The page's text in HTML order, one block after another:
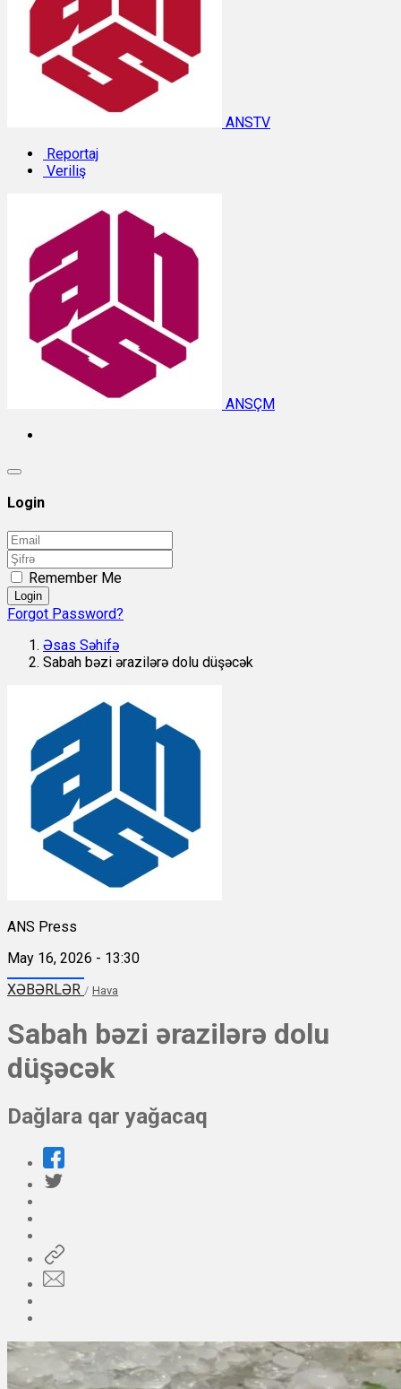
ANSTV
Reportaj
Veriliş
ANSÇM
Login
Remember Me
Login
Forgot Password?
Əsas Səhifə
Sabah bəzi ərazilərə dolu düşəcək
ANS Press
May 16, 2026 - 13:30
XƏBƏRLƏR / Hava
Sabah bəzi ərazilərə dolu
düşəcək
Dağlara qar yağacaq